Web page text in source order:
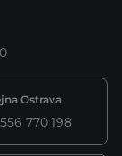
Ostrava
770 198